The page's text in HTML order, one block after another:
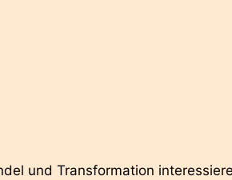
und Transformation